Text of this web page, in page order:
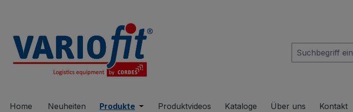
Home Neuheiten Produkte Öffne oder Schließe das Dropdown der Kategorie Produkte
Produktvideos Kataloge Über uns Kontakt